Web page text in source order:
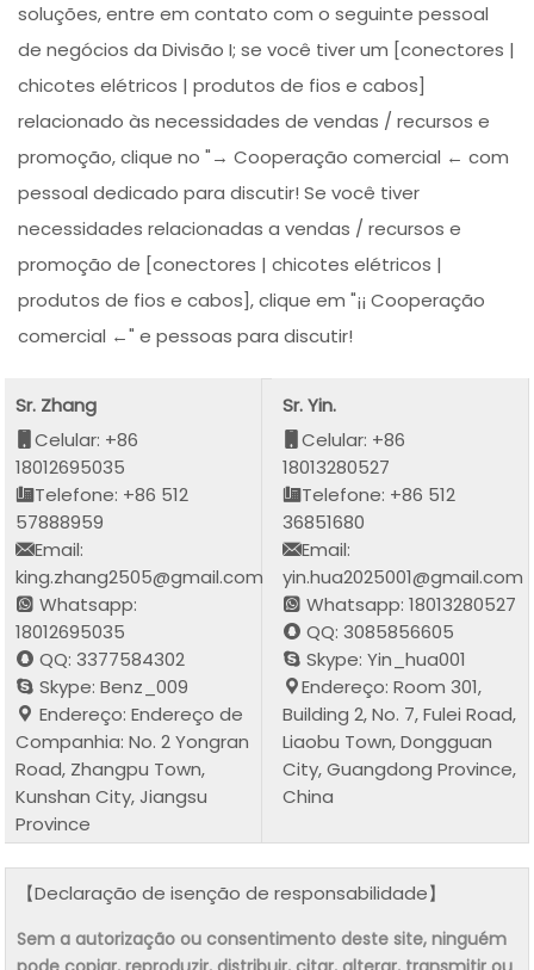
soluções, entre em contato com o seguinte pessoal
de negócios da Divisão I; se você tiver um [conectores |
chicotes elétricos | produtos de fios e cabos]
relacionado às necessidades de vendas / recursos e
promoção, clique no "→ Cooperação comercial ← com
pessoal dedicado para discutir! Se você tiver
necessidades relacionadas a vendas / recursos e
promoção de [conectores | chicotes elétricos |
produtos de fios e cabos], clique em "¡¡ Cooperação
comercial ←" e pessoas para discutir!
Sr. Zhang
Celular: +86
18012695035
Telefone: +86 512
57888959
Email:
king.zhang2505@gmail.com
Whatsapp:
18012695035
QQ: 3377584302
Skype: Benz_009
Endereço: Endereço de
Companhia: No. 2 Yongran
Road, Zhangpu Town,
Kunshan City, Jiangsu
Province
Sr. Yin.
Celular: +86
18013280527
Telefone: +86 512
36851680
Email:
yin.hua2025001@gmail.com
Whatsapp: 18013280527
QQ: 3085856605
Skype: Yin_hua001
Endereço: Room 301,
Building 2, No. 7, Fulei Road,
Liaobu Town, Dongguan
City, Guangdong Province,
China
【Declaração de isenção de responsabilidade】
Sem a autorização ou consentimento deste site, ninguém